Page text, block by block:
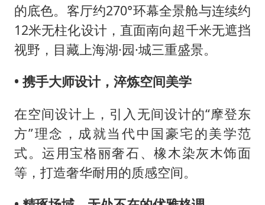
的底色。客厅约270°环幕全景舱与连续约
12米无柱化设计，直面南向超千米无遮挡
视野，目藏上海湖·园·城三重盛景。
• 携手大师设计，淬炼空间美学
在空间设计上，引入无间设计的“摩登东
方”理念，成就当代中国豪宅的美学范
式。运用宝格丽奢石、橡木染灰木饰面
等，打造奢华耐用的质感空间。